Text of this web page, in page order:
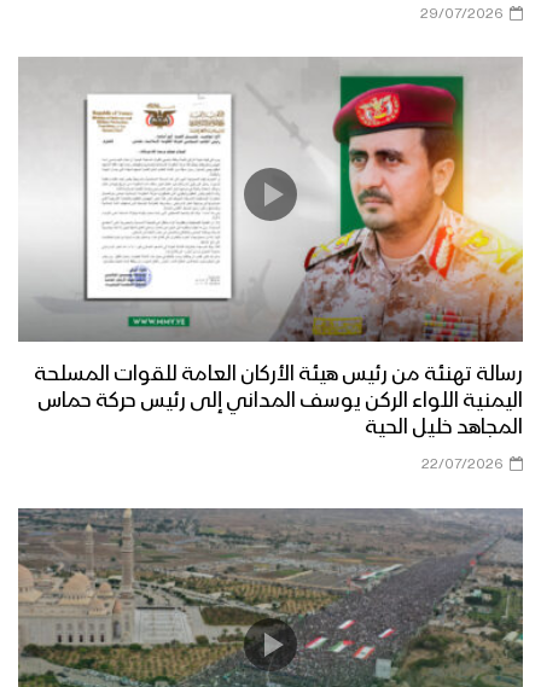
29/07/2026
رسالة تهنئة من رئيس هيئة الأركان العامة للقوات المسلحة
اليمنية اللواء الركن يوسف المداني إلى رئيس حركة حماس
المجاهد خليل الحية
22/07/2026